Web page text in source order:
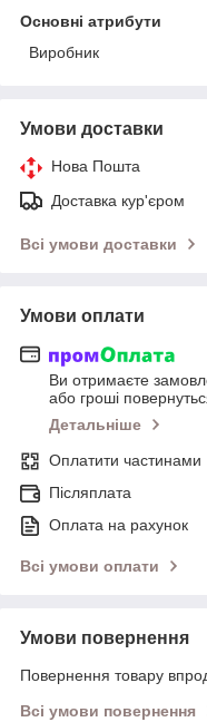
Основні атрибути
Виробник
Умови доставки
Нова Пошта
Доставка кур'єром
Всі умови доставки
Умови оплати
Ви отримаєте
або гроші
Детальніше
Оплатити частинами
Післяплата
Оплата на рахунок
Всі умови оплати
Умови повернення
Повернення товару
Всі умови повернення